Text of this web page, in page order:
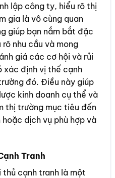
lập công ty, hiểu rõ thị
gia là vô cùng quan
giúp bạn nắm bắt đặc
nhu cầu và mong
giá các cơ hội và rủi
xác định vị thế cạnh
đó. Điều này giúp
kinh doanh cụ thể và
thị trường mục tiêu đến
dịch vụ phù hợp và
Tranh
cạnh tranh là một